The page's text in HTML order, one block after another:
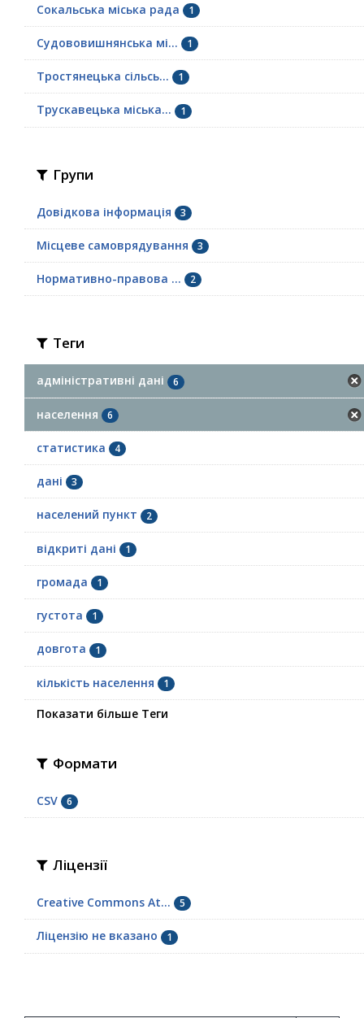
Сокальська міська рада 1
Судововишнянська мі... 1
Тростянецька сільсь... 1
Трускавецька міська... 1
Групи
Довідкова інформація 3
Місцеве самоврядування 3
Нормативно-правова ... 2
Теги
адміністративні дані 6
населення 6
статистика 4
дані 3
населений пункт 2
відкриті дані 1
громада 1
густота 1
довгота 1
кількість населення 1
Показати більше Теги
Формати
CSV 6
Ліцензії
Creative Commons At... 5
Ліцензію не вказано 1